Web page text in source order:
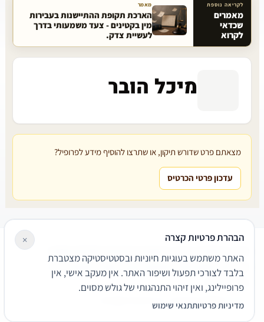
מאמרים קשורים באתר
לקריאה נוספת
מאמרים
שכדאי
לקרוא
מאמר
הארכת תקופת ההתיישנות בעבירות
מין בקטינים - צעד משמעותי בדרך
לעשיית צדק.
מיכל הובר
מצאתם פרט שדורש תיקון, או שתרצו להוסיף מידע לפרופיל?
עדכון פרטי הכרטיס
שירותים משפטיים
דרושים צור קשר נגישותפרטיות
תנאי שימוש
© 2026 הפירמה. כל הזכויות שמורות.
הבהרת פרטיות קצרה
האתר משתמש בעוגיות חיוניות ובסטטיסטיקה מצטברת
בלבד לצורכי תפעול ושיפור האתר. אין מעקב אישי, אין
פרופיילינג, ואין זיהוי התנהגותי של גולש מסוים.
מדיניות פרטיותתנאי שימוש
×